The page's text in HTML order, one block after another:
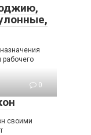
0
своими